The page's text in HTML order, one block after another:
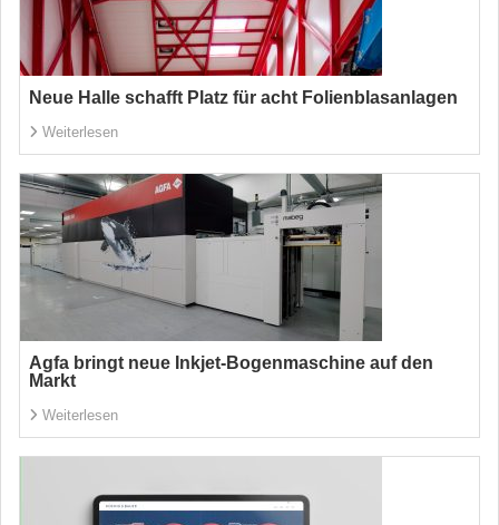
Neue Halle schafft Platz für acht Folienblasanlagen
Weiterlesen
Agfa bringt neue Inkjet-Bogenmaschine auf den
Markt
Weiterlesen